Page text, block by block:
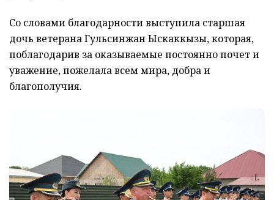
Со словами благодарности выступила старшая
дочь ветерана Гульсинжан Ыскаккызы, которая,
поблагодарив за оказываемые постоянно почет и
уважение, пожелала всем мира, добра и
благополучия.